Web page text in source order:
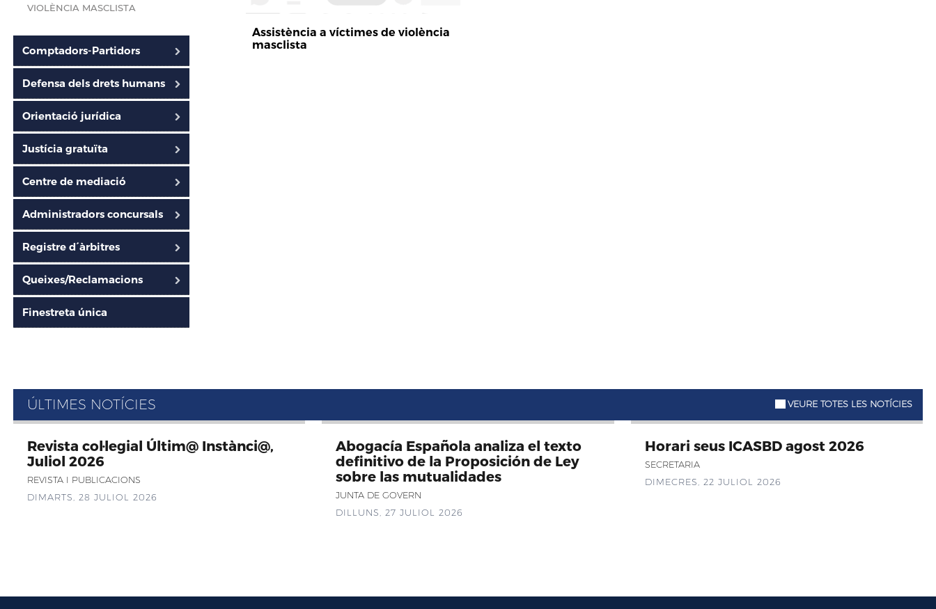
VIOLÈNCIA MASCLISTA
Comptadors-Partidors
Defensa dels drets humans
Orientació jurídica
Justícia gratuïta
Centre de mediació
Administradors concursals
Registre d´àrbitres
Queixes/Reclamacions
Finestreta única
Assistència a víctimes de violència
masclista
VEURE TOTES LES NOTÍCIES
ÚLTIMES NOTÍCIES
Revista col·legial Últim@ Instànci@,
Juliol 2026
REVISTA I PUBLICACIONS
DIMARTS, 28 JULIOL 2026
Abogacía Española analiza el texto
definitivo de la Proposición de Ley
sobre las mutualidades
JUNTA DE GOVERN
DILLUNS, 27 JULIOL 2026
Horari seus ICASBD agost 2026
SECRETARIA
DIMECRES, 22 JULIOL 2026